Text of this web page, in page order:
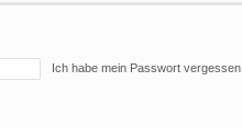
Ich habe mein Passwort vergessen